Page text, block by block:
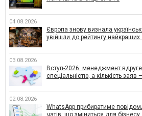
04.08.2026
Європа знову визнала
увійшли до рейтингу найкращих
03.08.2026
Вступ-2026: менеджмент
спеціальністю, а кількість заяв
02.08.2026
WhatsApp прибиратиме
чатів: що зміниться для бізнесу